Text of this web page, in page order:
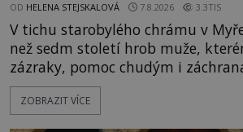
OD HELENA STEJSKALOVÁ 7.8.2026 3.3TIS
V tichu starobylého chrámu v
než sedm století hrob muže,
zázraky, pomoc chudým i
bouřích. Pak ale přichází rok 1087
se mění v dějiště podivné noční výpravy.
ZOBRAZIT VÍCE